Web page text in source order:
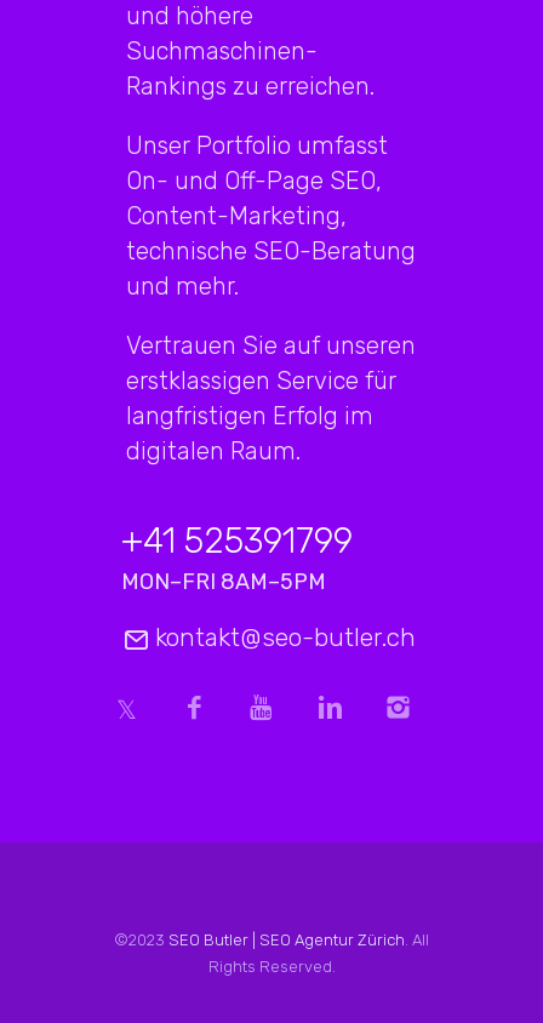
und höhere
Suchmaschinen-
Rankings zu erreichen.
Unser Portfolio umfasst
On- und Off-Page SEO,
Content-Marketing,
technische SEO-Beratung
und mehr.
Vertrauen Sie auf unseren
erstklassigen Service für
langfristigen Erfolg im
digitalen Raum.
+41 525391799
MON–FRI 8AM–5PM
kontakt@seo-butler.ch
©2023 SEO Butler | SEO Agentur Zürich. All
Rights Reserved.